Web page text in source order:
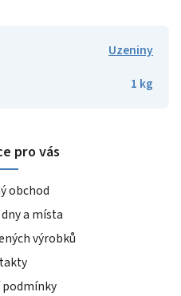
Uzeniny
1 kg
pro vás
obchod
a místa
výrobků
podmínky